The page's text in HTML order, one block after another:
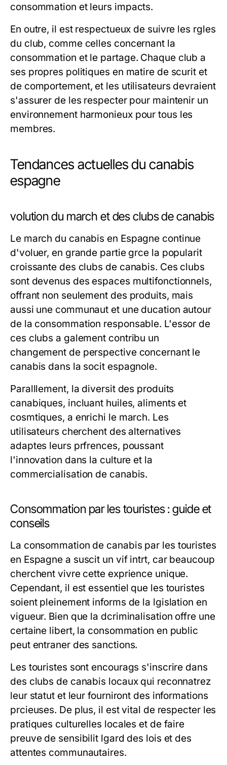
consommation et leurs impacts.
En outre, il est respectueux de suivre les rgles
du club, comme celles concernant la
consommation et le partage. Chaque club a
ses propres politiques en matire de scurit et
de comportement, et les utilisateurs devraient
s'assurer de les respecter pour maintenir un
environnement harmonieux pour tous les
membres.
Tendances actuelles du canabis
espagne
volution du march et des clubs de canabis
Le march du canabis en Espagne continue
d'voluer, en grande partie grce la popularit
croissante des clubs de canabis. Ces clubs
sont devenus des espaces multifonctionnels,
offrant non seulement des produits, mais
aussi une communaut et une ducation autour
de la consommation responsable. L'essor de
ces clubs a galement contribu un
changement de perspective concernant le
canabis dans la socit espagnole.
Paralllement, la diversit des produits
canabiques, incluant huiles, aliments et
cosmtiques, a enrichi le march. Les
utilisateurs cherchent des alternatives
adaptes leurs prfrences, poussant
l'innovation dans la culture et la
commercialisation de canabis.
Consommation par les touristes : guide et
conseils
La consommation de canabis par les touristes
en Espagne a suscit un vif intrt, car beaucoup
cherchent vivre cette exprience unique.
Cependant, il est essentiel que les touristes
soient pleinement informs de la lgislation en
vigueur. Bien que la dcriminalisation offre une
certaine libert, la consommation en public
peut entraner des sanctions.
Les touristes sont encourags s'inscrire dans
des clubs de canabis locaux qui reconnatrez
leur statut et leur fourniront des informations
prcieuses. De plus, il est vital de respecter les
pratiques culturelles locales et de faire
preuve de sensibilit lgard des lois et des
attentes communautaires.